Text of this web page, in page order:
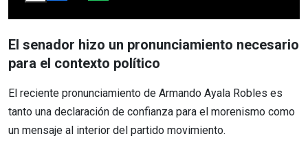
El senador hizo un pronunciamiento necesario
para el contexto político
El reciente pronunciamiento de Armando Ayala Robles es
tanto una declaración de confianza para el morenismo como
un mensaje al interior del partido movimiento.